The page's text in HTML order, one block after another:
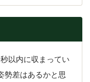
以内に収まってい
勢差はあるかと思